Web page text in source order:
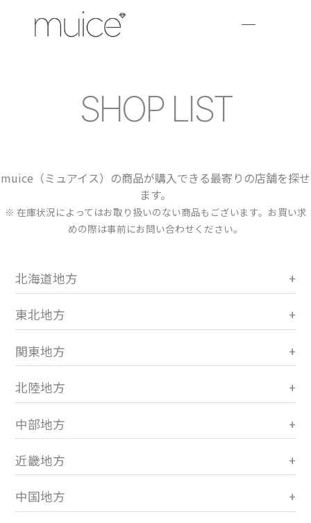
SHOP LIST
muice（ミュアイス）の商品が購入できる最寄りの店舗を探せ
ます。
※ 在庫状況によってはお取り扱いのない商品もございます。お買い求
めの際は事前にお問い合わせください。
北海道地方
東北地方
関東地方
北陸地方
中部地方
近畿地方
中国地方